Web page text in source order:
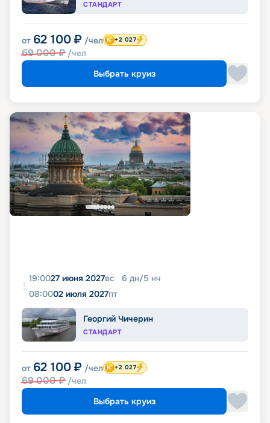
СТАНДАРТ
от 62 100 ₽ /чел
69 000₽ /чел
+2 027
Выбрать круиз
19:0027 июня 2027вс 6 дн/5 нч
08:0002 июля 2027пт
Георгий Чичерин
СТАНДАРТ
от 62 100 ₽ /чел
69 000₽ /чел
+2 027
Выбрать круиз